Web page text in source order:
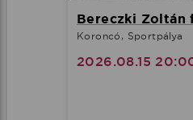
Bereczki Zoltán
Koroncó, Sportpálya
2026.08.15